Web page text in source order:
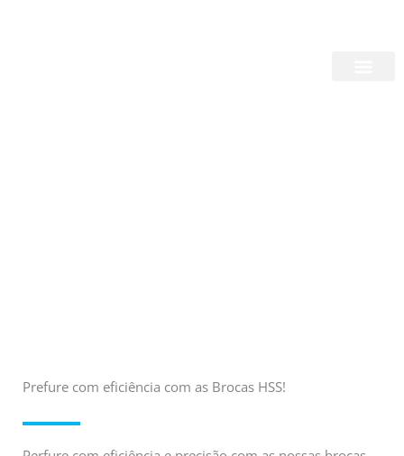
Prefure com eficiência com as Brocas HSS!